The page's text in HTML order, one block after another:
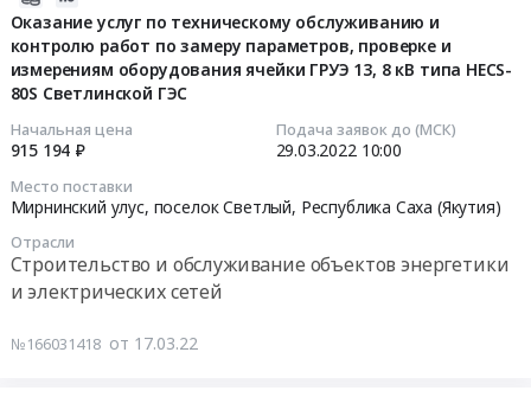
3
3
3
Оказание услуг по техническому обслуживанию и
контролю работ по замеру параметров, проверке и
измерениям оборудования ячейки ГРУЭ 13, 8 кВ типа HECS-
80S Светлинской ГЭС
Начальная цена
915 194 ₽
Подача заявок до (МСК)
29.03.2022 10:00
Место поставки
Мирнинский улус, поселок Светлый, Республика Саха (Якутия)
Отрасли
Строительство и обслуживание объектов энергетики
и электрических сетей
№166031418 от 17.03.22